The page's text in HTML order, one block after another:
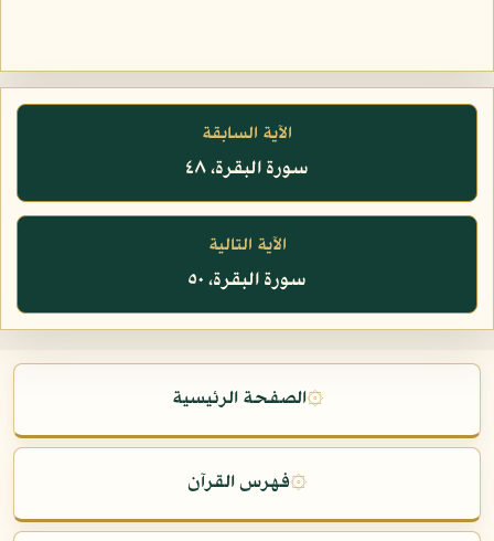
الآية السابقة
سورة البقرة، ٤٨
الآية التالية
سورة البقرة، ٥٠
۞الصفحة الرئيسية
۞فهرس القرآن